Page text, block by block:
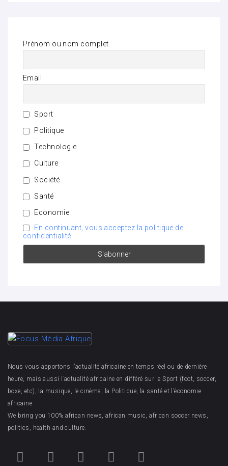
Prénom ou nom complet
Email
Sport
Politique
Technologie
Culture
Société
Santé
Economie
En continuant, vous acceptez la politique de
confidentialité
Nous vous apportons l’actualité africaine en temps réel ou de dernière
heure, mais aussi l’actualité africaine en différé sur le Sport (foot, soccer,
boxe, etc), la musique, le cinéma, la Politique, la santé et l’économie
africaine .
We bring you 100% african news, african music, african soccer news,
politics, health and culture.